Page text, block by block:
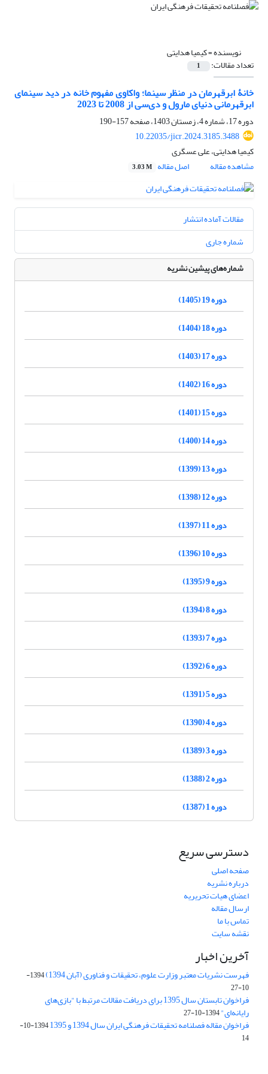
نویسنده =کیمیا هدایتی
تعداد مقالات: 1
خانۀ ابرقهرمان در منظر سینما؛ واکاوی مفهوم خانه در دید سینمای
ابرقهرمانی دنیای مارول و دی‌سی از 2008 تا 2023
دوره 17، شماره 4، زمستان 1403، صفحه
157-190
10.22035/jicr.2024.3185.3488
کیمیا هدایتی، علی عسگری
مشاهده مقاله
اصل مقاله 3.03 M
مقالات آماده انتشار
شماره جاری
شماره‌های پیشین نشریه
دوره 19 (1405)
دوره 18 (1404)
دوره 17 (1403)
دوره 16 (1402)
دوره 15 (1401)
دوره 14 (1400)
دوره 13 (1399)
دوره 12 (1398)
دوره 11 (1397)
دوره 10 (1396)
دوره 9 (1395)
دوره 8 (1394)
دوره 7 (1393)
دوره 6 (1392)
دوره 5 (1391)
دوره 4 (1390)
دوره 3 (1389)
دوره 2 (1388)
دوره 1 (1387)
دسترسی سریع
صفحه اصلی
درباره نشریه
اعضای هیات تحریریه
ارسال مقاله
تماس با ما
نقشه سایت
آخرین اخبار
فهرست نشریات معتبر وزارت علوم، تحقیقات و فناوری (آبان 1394)
1394-
10-27
فراخوان تابستان سال 1395 برای دریافت مقالات مرتبط با "بازی‌های
رایانه‌ای"1394-10-27
فراخوان مقاله فصلنامه تحقیقات فرهنگی ایران سال 1394 و 1395
1394-10-
14